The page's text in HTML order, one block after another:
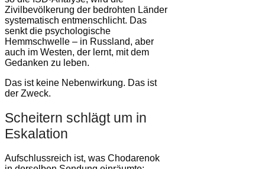
Zivilbevölkerung der bedrohten Länder
systematisch entmenschlicht. Das
senkt die psychologische
Hemmschwelle – in Russland, aber
auch im Westen, der lernt, mit dem
Gedanken zu leben.
Das ist keine Nebenwirkung. Das ist
der Zweck.
Scheitern schlägt um in
Eskalation
Aufschlussreich ist, was Chodarenok